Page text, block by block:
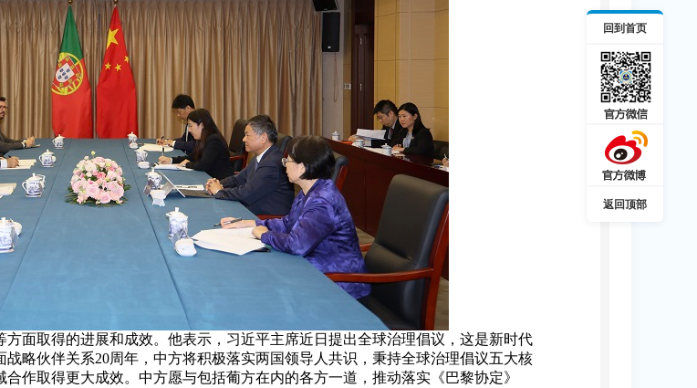
回到首页
返回顶部
取得的进展和成效。他表示，习近平主席近日提出全球治理倡议，这是新时代
略伙伴关系20周年，中方将积极落实两国领导人共识，秉持全球治理倡议五大核
作取得更大成效。中方愿与包括葡方在内的各方一道，推动落实《巴黎协定》